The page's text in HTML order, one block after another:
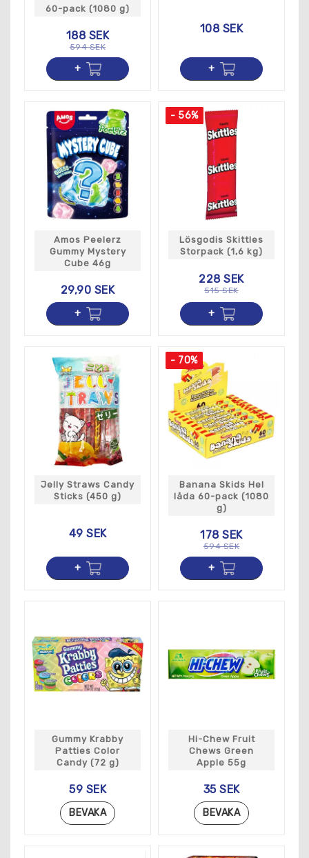
60-pack (1080 g)
594 SEK
188 SEK
108 SEK
Amos Peelerz
Gummy Mystery
Cube 46g
29,90 SEK
- 56%
Lösgodis Skittles
Storpack (1,6 kg)
515 SEK
228 SEK
Jelly Straws Candy
Sticks (450 g)
49 SEK
- 70%
Banana Skids Hel
låda 60-pack (1080
g)
594 SEK
178 SEK
Gummy Krabby
Patties Color
Candy (72 g)
59 SEK
BEVAKA
Hi-Chew Fruit
Chews Green
Apple 55g
35 SEK
BEVAKA